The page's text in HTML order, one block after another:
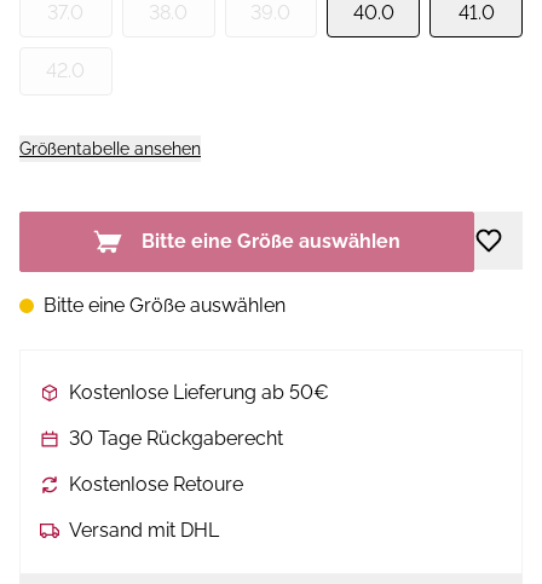
37.0 38.0 39.0 40.0 41.0
42.0
Größentabelle ansehen
Bitte eine Größe auswählen
Bitte eine Größe auswählen
Kostenlose Lieferung ab 50€
30 Tage Rückgaberecht
Kostenlose Retoure
Versand mit DHL